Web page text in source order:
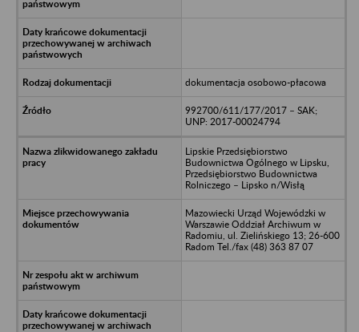
dokumentacja osobowo-płacowa
992700/611/177/2017 – SAK;
UNP: 2017-00024794
Lipskie Przedsiębiorstwo
Budownictwa Ogólnego w Lipsku,
Przedsiębiorstwo Budownictwa
Rolniczego – Lipsko n/Wisłą
Mazowiecki Urząd Wojewódzki w
Warszawie Oddział Archiwum w
Radomiu, ul. Zielińskiego 13; 26-600
Radom Tel./fax (48) 363 87 07